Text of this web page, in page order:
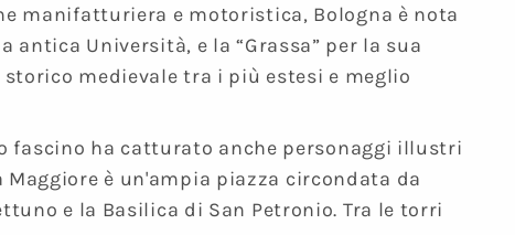
manifatturiera e motoristica, Bologna è nota
Università, e la “Grassa” per la sua
medievale tra i più estesi e meglio
fascino ha catturato anche personaggi illustri
Maggiore è un'ampia piazza circondata da
e la Basilica di San Petronio. Tra le torri